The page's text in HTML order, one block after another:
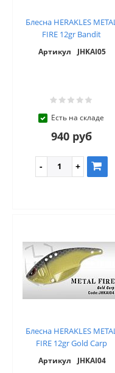
Блесна HERAKLES
FIRE 12gr Bandit
Артикул JHKAI05
Есть на складе
940 руб
Блесна HERAKLES
FIRE 12gr Gold Carp
Артикул JHKAI04